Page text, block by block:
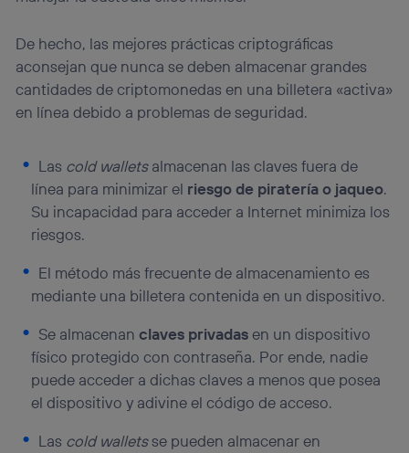
De hecho, las mejores prácticas criptográficas
aconsejan que nunca se deben almacenar grandes
cantidades de criptomonedas en una billetera «activa»
en línea debido a problemas de seguridad.
Las cold walletsalmacenan las claves fuera de
línea para minimizar el riesgo de piratería o jaqueo.
Su incapacidad para acceder a Internet minimiza los
riesgos.
El método más frecuente de almacenamiento es
mediante una billetera contenida en un dispositivo.
Se almacenan claves privadasen un dispositivo
físico protegido con contraseña. Por ende, nadie
puede acceder a dichas claves a menos que posea
el dispositivo y adivine el código de acceso.
Las cold walletsse pueden almacenar en
(“consenthub”) . Para más información, consulta
la política de privacidad de Utiq